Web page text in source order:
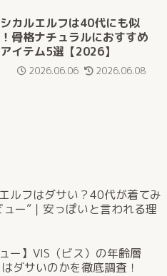
カルエルフは40代にも似
骨格ナチュラルにおすすめ
イテム5選【2026】
2026.06.06 2026.06.08
ルフはダサい？40代が着てみ
ュー”｜安っぽいと言われる理
ー】VIS（ビス）の年齢層
ダサいのかを徹底調査！